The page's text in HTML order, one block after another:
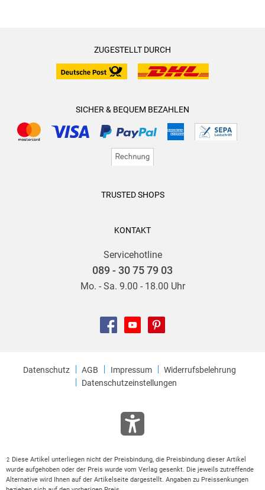
ZUGESTELLT DURCH
SICHER & BEQUEM BEZAHLEN
TRUSTED SHOPS
KONTAKT
Servicehotline
089 - 30 75 79 03
Mo. - Sa. 9.00 - 18.00 Uhr
Datenschutz AGB Impressum
Widerrufsbelehrung
Datenschutzeinstellungen
2
Diese Artikel unterliegen nicht der Preisbindung, die Preisbindung dieser Artikel
wurde aufgehoben oder der Preis wurde vom Verlag gesenkt. Die jeweils zutreffende
Alternative wird Ihnen auf der Artikelseite dargestellt. Angaben zu Preissenkungen